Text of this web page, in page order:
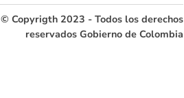
© Copyrigth 2023 - Todos los derechos
reservados Gobierno de Colombia